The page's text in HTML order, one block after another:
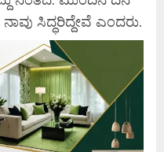
ಸಿದ್ಧರಿದ್ದೇವೆ ಎಂದರು.